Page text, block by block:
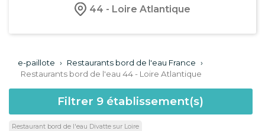
44 - Loire Atlantique
e-paillote › Restaurants bord de l'eau France ›
Restaurants bord de l'eau 44 - Loire Atlantique
Filtrer 9 établissement(s)
Restaurant bord de l'eau Divatte sur Loire